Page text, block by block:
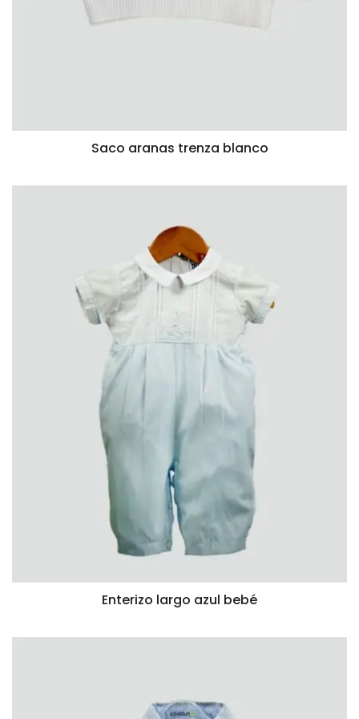
VISTA RÁPIDA
Saco aranas trenza blanco
VISTA RÁPIDA
Enterizo largo azul bebé